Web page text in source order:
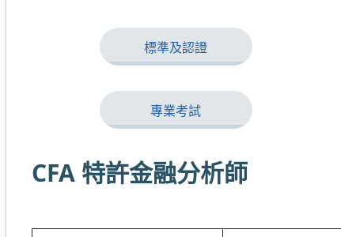
標準及認證
專業考試
CFA 特許金融分析師